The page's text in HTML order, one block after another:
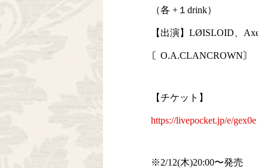
（各 +１drink）
【出演】LØISLOID、
〘O.A.CLANCROWN〙
【チケット】
https://livepocket.jp/e/gex0e
※2/12(木)20:00〜発売